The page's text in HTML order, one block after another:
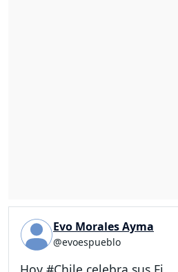
Evo Morales Ayma
@evoespueblo